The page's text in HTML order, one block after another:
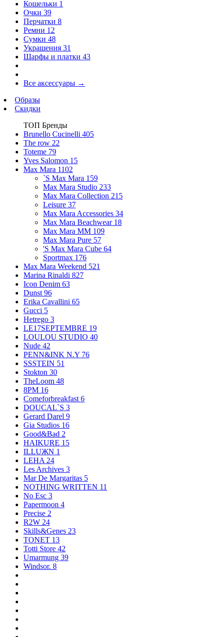
Кошельки 1
Очки 39
Перчатки 8
Ремни 12
Сумки 48
Украшения 31
Шарфы и платки 43
Все аксессуары →
Образы
Скидки
ТОП Бренды
Brunello Cucinelli 405
The row 22
Toteme 79
Yves Salomon 15
Max Mara 1102
`S Max Mara 159
Max Mara Studio 233
Max Mara Collection 215
Leisure 37
Max Mara Accessories 34
Max Mara Beachwear 18
Max Mara MM 109
Max Mara Pure 57
'S Max Mara Cube 64
Sportmax 176
Max Mara Weekend 521
Marina Rinaldi 827
Icon Denim 63
Dunst 96
Erika Cavallini 65
Gucci 5
Hetrego 3
LE17SEPTEMBRE 19
LOULOU STUDIO 40
Nude 42
PENN&INK N.Y 76
SSSTEIN 51
Stokton 30
TheLoom 48
8PM 16
Comeforbreakfast 6
DOUCAL`S 3
Gerard Darel 9
Gia Studios 16
Good&Bad 2
HAIKURE 15
ILLUЖN 1
LEHA 24
Les Archives 3
Mar De Margaritas 5
NOTHING WRITTEN 11
No Esc 3
Papermoon 4
Precise 2
R2W 24
Skills&Genes 23
TONET 13
Totti Store 42
Umarmung 39
Windsor. 8